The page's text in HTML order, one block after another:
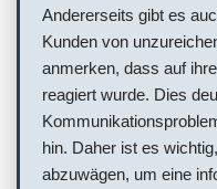
Andererseits gibt es
Kunden von
anmerken, dass auf
reagiert wurde. Dies
hin. Daher ist es
abzuwägen, um eine